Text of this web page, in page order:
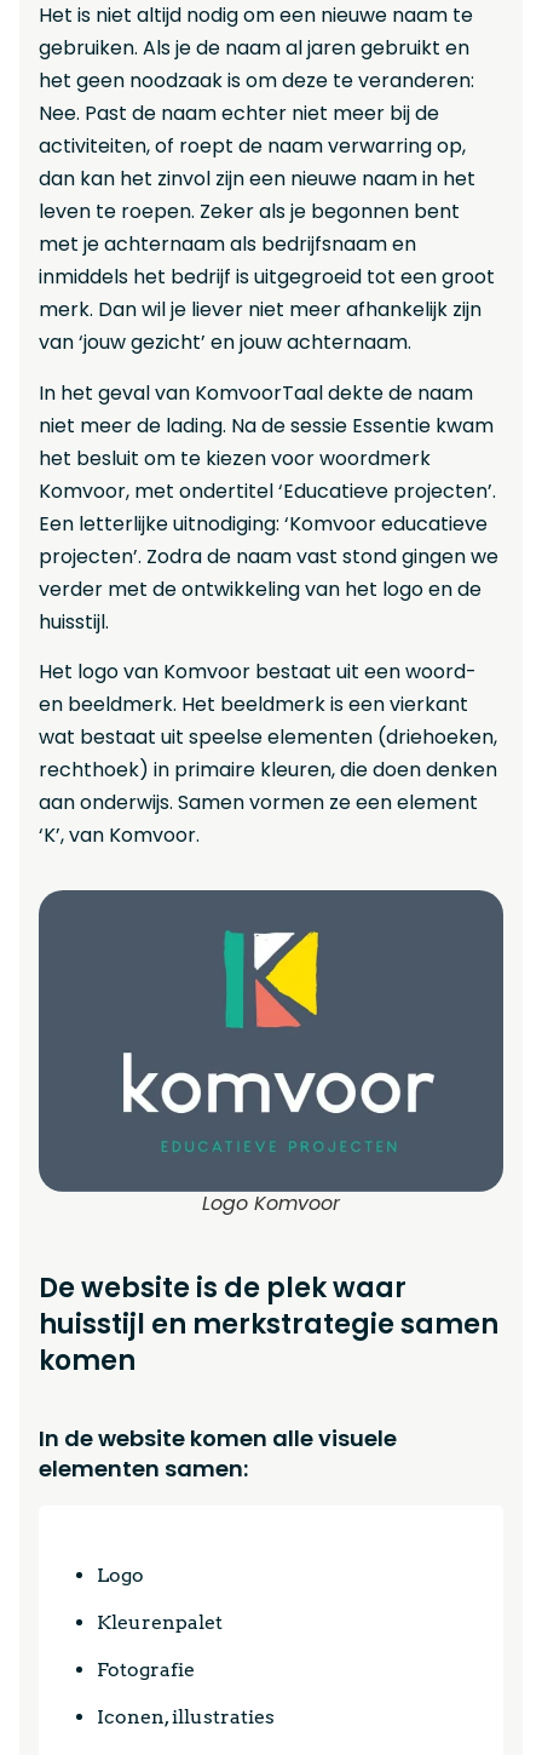
Het is niet altijd nodig om een nieuwe naam te
gebruiken. Als je de naam al jaren gebruikt en
het geen noodzaak is om deze te veranderen:
Nee. Past de naam echter niet meer bij de
activiteiten, of roept de naam verwarring op,
dan kan het zinvol zijn een nieuwe naam in het
leven te roepen. Zeker als je begonnen bent
met je achternaam als bedrijfsnaam en
inmiddels het bedrijf is uitgegroeid tot een groot
merk. Dan wil je liever niet meer afhankelijk zijn
van ‘jouw gezicht’ en jouw achternaam.
In het geval van KomvoorTaal dekte de naam
niet meer de lading. Na de sessie Essentie kwam
het besluit om te kiezen voor woordmerk
Komvoor, met ondertitel ‘Educatieve projecten’.
Een letterlijke uitnodiging: ‘Komvoor educatieve
projecten’. Zodra de naam vast stond gingen we
verder met de ontwikkeling van het logo en de
huisstijl.
Het logo van Komvoor bestaat uit een woord-
en beeldmerk. Het beeldmerk is een vierkant
wat bestaat uit speelse elementen (driehoeken,
rechthoek) in primaire kleuren, die doen denken
aan onderwijs. Samen vormen ze een element
‘K’, van Komvoor.
Logo Komvoor
De website is de plek waar
huisstijl en merkstrategie samen
komen
In de website komen alle visuele
elementen samen:
Logo
Kleurenpalet
Fotografie
Iconen, illustraties